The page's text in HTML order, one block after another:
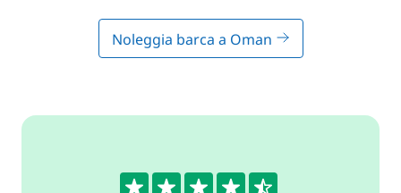
Noleggia barca a Oman
4.5